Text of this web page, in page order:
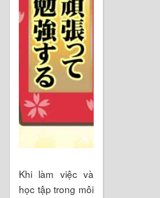
Khi làm việc và
học tập trong môi